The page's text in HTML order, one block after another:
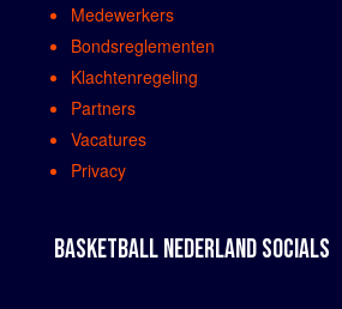
Medewerkers
Bondsreglementen
Klachtenregeling
Partners
Vacatures
Privacy
BASKETBALL NEDERLAND SOCIALS